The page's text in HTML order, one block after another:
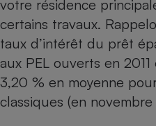
votre résidence
certains travaux.
taux d’intérêt du prêt
aux PEL ouverts en
3,20 % en moyenne
classiques (en